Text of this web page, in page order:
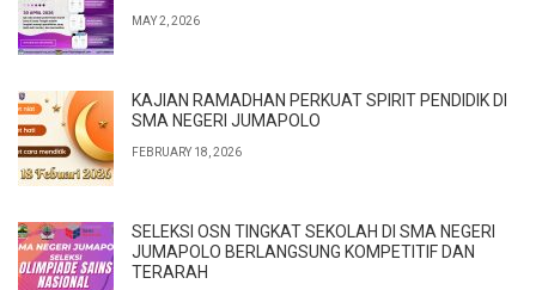
MAY 2, 2026
KAJIAN RAMADHAN PERKUAT SPIRIT PENDIDIK DI
SMA NEGERI JUMAPOLO
FEBRUARY 18, 2026
SELEKSI OSN TINGKAT SEKOLAH DI SMA NEGERI
JUMAPOLO BERLANGSUNG KOMPETITIF DAN
TERARAH